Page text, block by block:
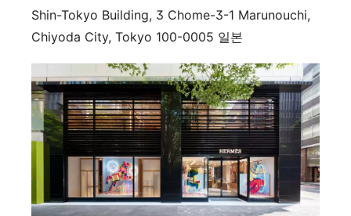
Shin-Tokyo Building, 3 Chome-3-1 Marunouchi,
Chiyoda City, Tokyo 100-0005 일본